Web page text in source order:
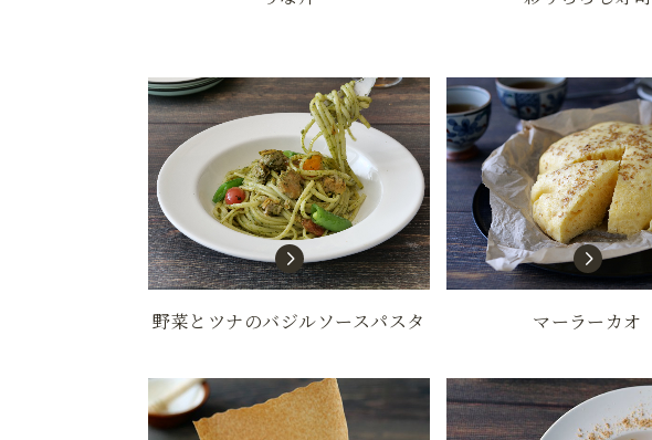
野菜とツナのバジルソースパスタ マーラーカオ